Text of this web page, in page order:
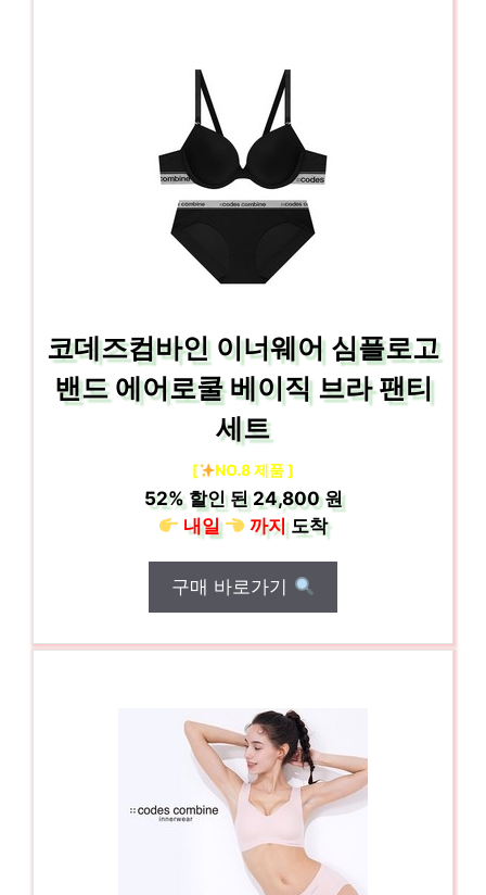
코데즈컴바인 이너웨어 심플로고
밴드 에어로쿨 베이직 브라 팬티
세트
[ NO.8 제품 ]
52%할인 된24,800 원
내일
까지도착
구매 바로가기